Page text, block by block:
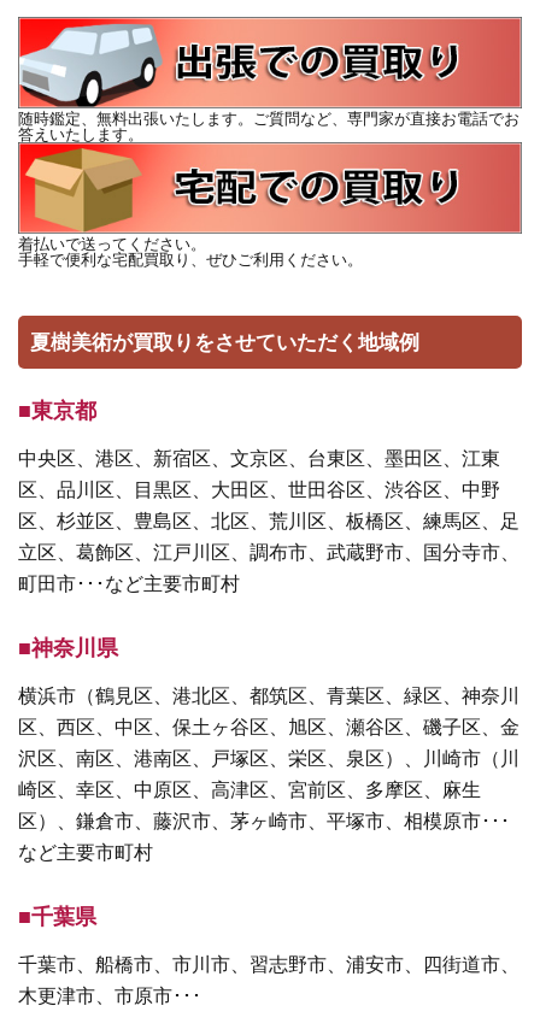
随時鑑定、無料出張いたします。ご質問など、専門家が直接お電話でお
答えいたします。
着払いで送ってください。
手軽で便利な宅配買取り、ぜひご利用ください。
夏樹美術が買取りをさせていただく地域例
■東京都
中央区、港区、新宿区、文京区、台東区、墨田区、江東
区、品川区、目黒区、大田区、世田谷区、渋谷区、中野
区、杉並区、豊島区、北区、荒川区、板橋区、練馬区、足
立区、葛飾区、江戸川区、調布市、武蔵野市、国分寺市、
町田市･･･など主要市町村
■神奈川県
横浜市（鶴見区、港北区、都筑区、青葉区、緑区、神奈川
区、西区、中区、保土ヶ谷区、旭区、瀬谷区、磯子区、金
沢区、南区、港南区、戸塚区、栄区、泉区）、川崎市（川
崎区、幸区、中原区、高津区、宮前区、多摩区、麻生
区）、鎌倉市、藤沢市、茅ヶ崎市、平塚市、相模原市･･･
など主要市町村
■千葉県
千葉市、船橋市、市川市、習志野市、浦安市、四街道市、
木更津市、市原市･･･